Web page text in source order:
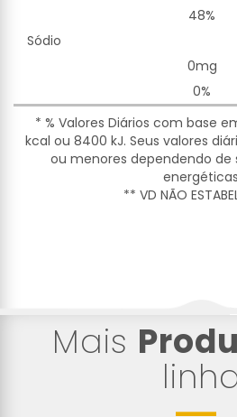
48%
Sódio
0mg
0%
* % Valores Diários com base
kcal ou 8400 kJ. Seus valores
ou menores dependendo de
** VD NÃO
Mais